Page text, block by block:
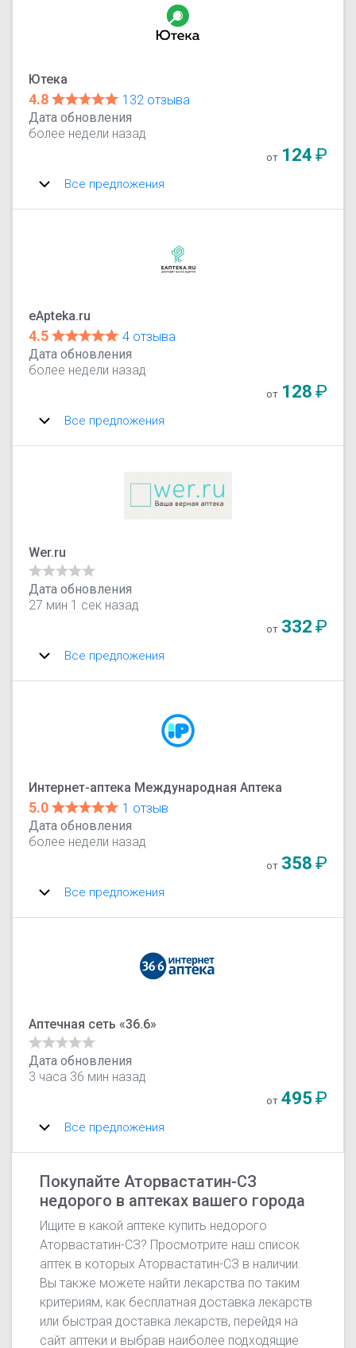
Ютека
4.8
132 отзыва
Дата обновления
более недели назад
от 124₽
Все предложения
eApteka.ru
4.5
4 отзыва
Дата обновления
более недели назад
от 128₽
Все предложения
Wer.ru
Дата обновления
27 мин 1 сек назад
от 332₽
Все предложения
Интернет-аптека Международная Аптека
5.0
1 отзыв
Дата обновления
более недели назад
от 358₽
Все предложения
Аптечная сеть «36.6»
Дата обновления
3 часа 36 мин назад
от 495₽
Все предложения
Покупайте Аторвастатин-СЗ
недорого в аптеках вашего города
Ищите в какой аптеке купить недорого
Аторвастатин-СЗ? Просмотрите наш список
аптек в которых Аторвастатин-СЗ в наличии.
Вы также можете найти лекарства по таким
критериям, как бесплатная доставка лекарств
или быстрая доставка лекарств, перейдя на
сайт аптеки и выбрав наиболее подходящие